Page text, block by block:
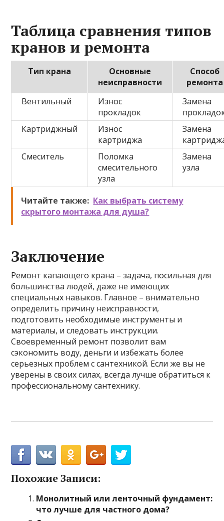
Таблица сравнения типов
кранов и ремонта
Тип крана
Основные
неисправности
Способ
ремонта
Вентильный
Износ
прокладок
Замена
Картриджный
Износ
картриджа
Замена
Смеситель
Поломка
смесительного
узла
Замена
узла
Читайте также: Как выбрать систему
скрытого монтажа для душа?
Заключение
Ремонт капающего крана – задача, посильная для
большинства людей, даже не имеющих
специальных навыков. Главное – внимательно
определить причину неисправности,
подготовить необходимые инструменты и
материалы, и следовать инструкции.
Своевременный ремонт позволит вам
сэкономить воду, деньги и избежать более
серьезных проблем с сантехникой. Если же вы не
уверены в своих силах, всегда лучше обратиться к
профессиональному сантехнику.
Похожие Записи:
Монолитный или ленточный фундамент:
что лучше для частного дома?